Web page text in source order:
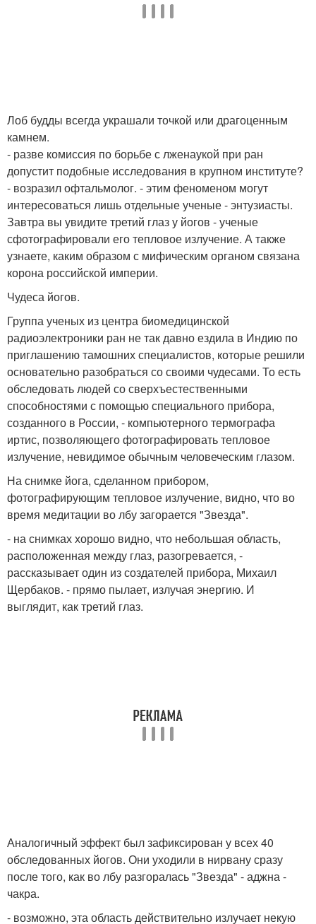
Лоб будды всегда украшали точкой или драгоценным
камнем.
- разве комиссия по борьбе с лженаукой при ран
допустит подобные исследования в крупном институте?
- возразил офтальмолог. - этим феноменом могут
интересоваться лишь отдельные ученые - энтузиасты.
Завтра вы увидите третий глаз у йогов - ученые
сфотографировали его тепловое излучение. А также
узнаете, каким образом с мифическим органом связана
корона российской империи.
Чудеса йогов.
Группа ученых из центра биомедицинской
радиоэлектроники ран не так давно ездила в Индию по
приглашению тамошних специалистов, которые решили
основательно разобраться со своими чудесами. То есть
обследовать людей со сверхъестественными
способностями с помощью специального прибора,
созданного в России, - компьютерного термографа
иртис, позволяющего фотографировать тепловое
излучение, невидимое обычным человеческим глазом.
На снимке йога, сделанном прибором,
фотографирующим тепловое излучение, видно, что во
время медитации во лбу загорается "Звезда".
- на снимках хорошо видно, что небольшая область,
расположенная между глаз, разогревается, -
рассказывает один из создателей прибора, Михаил
Щербаков. - прямо пылает, излучая энергию. И
выглядит, как третий глаз.
Аналогичный эффект был зафиксирован у всех 40
обследованных йогов. Они уходили в нирвану сразу
после того, как во лбу разгоралась "Звезда" - аджна -
чакра.
- возможно, эта область действительно излучает некую